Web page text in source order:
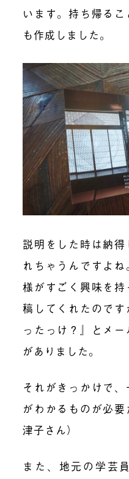
います。持ち帰る
も作成しました。
説明をした時は納
れちゃうんですよ
様がすごく興味を
稿してくれたので
ったっけ？』とメ
がありました。
それがきっかけで
がわかるものが必
津子さん）
また、地元の学芸